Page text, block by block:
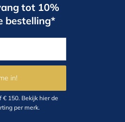
tot 10%
bestelling*
in!
€ 150. Bekijk hierde
per merk.